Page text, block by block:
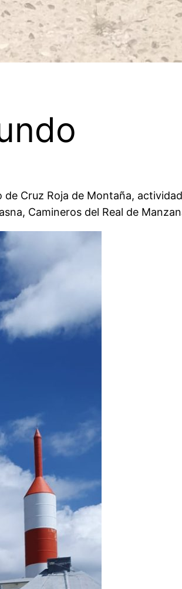
Cruz Roja de Montaña,
Camineros del Real de